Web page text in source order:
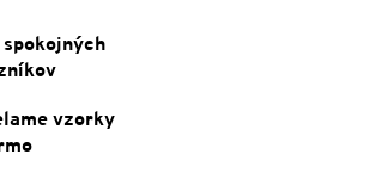
vzorky